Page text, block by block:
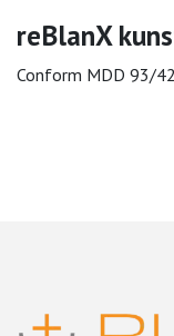
reBlanX
Conform MDD 93/